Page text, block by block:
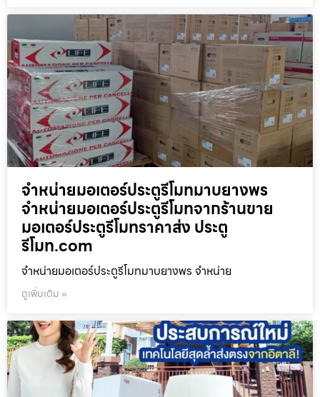
จำหน่ายมอเตอร์ประตูรีโมทมาบยางพร
จำหน่ายมอเตอร์ประตูรีโมทจากร้านขาย
มอเตอร์ประตูรีโมทราคาส่ง ประตู
รีโมท.com
จำหน่ายมอเตอร์ประตูรีโมทมาบยางพร จำหน่าย
ดูเพิ่มเติม »